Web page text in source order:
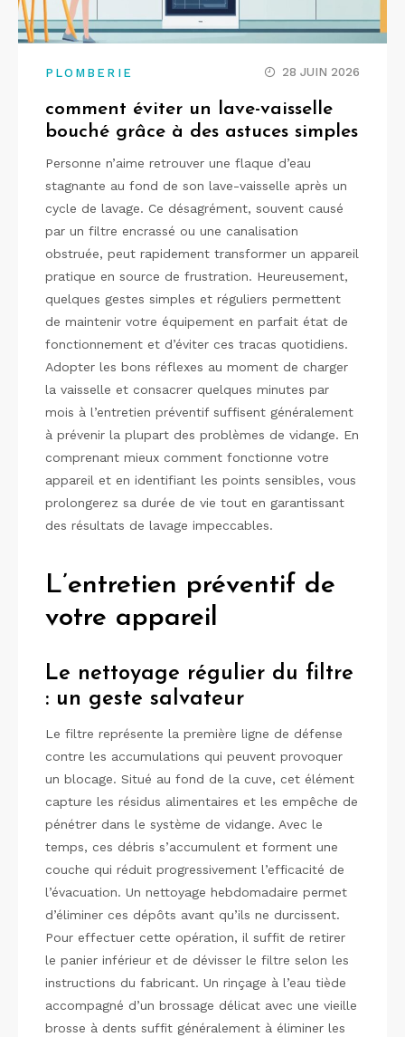
PLOMBERIE 28 JUIN 2026
comment éviter un lave-vaisselle
bouché grâce à des astuces simples
Personne n’aime retrouver une flaque d’eau
stagnante au fond de son lave-vaisselle après un
cycle de lavage. Ce désagrément, souvent causé
par un filtre encrassé ou une canalisation
obstruée, peut rapidement transformer un appareil
pratique en source de frustration. Heureusement,
quelques gestes simples et réguliers permettent
de maintenir votre équipement en parfait état de
fonctionnement et d’éviter ces tracas quotidiens.
Adopter les bons réflexes au moment de charger
la vaisselle et consacrer quelques minutes par
mois à l’entretien préventif suffisent généralement
à prévenir la plupart des problèmes de vidange. En
comprenant mieux comment fonctionne votre
appareil et en identifiant les points sensibles, vous
prolongerez sa durée de vie tout en garantissant
des résultats de lavage impeccables.
L’entretien préventif de
votre appareil
Le nettoyage régulier du filtre
: un geste salvateur
Le filtre représente la première ligne de défense
contre les accumulations qui peuvent provoquer
un blocage. Situé au fond de la cuve, cet élément
capture les résidus alimentaires et les empêche de
pénétrer dans le système de vidange. Avec le
temps, ces débris s’accumulent et forment une
couche qui réduit progressivement l’efficacité de
l’évacuation. Un nettoyage hebdomadaire permet
d’éliminer ces dépôts avant qu’ils ne durcissent.
Pour effectuer cette opération, il suffit de retirer
le panier inférieur et de dévisser le filtre selon les
instructions du fabricant. Un rinçage à l’eau tiède
accompagné d’un brossage délicat avec une vieille
brosse à dents suffit généralement à éliminer les